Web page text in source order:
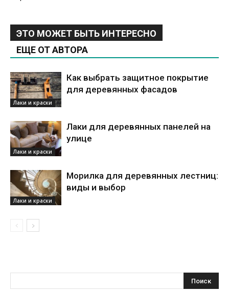
ЭТО МОЖЕТ БЫТЬ ИНТЕРЕСНО
ЕЩЕ ОТ АВТОРА
Лаки и краски
Как выбрать защитное покрытие
для деревянных фасадов
Лаки и краски
Лаки для деревянных панелей на
улице
Лаки и краски
Морилка для деревянных лестниц:
виды и выбор